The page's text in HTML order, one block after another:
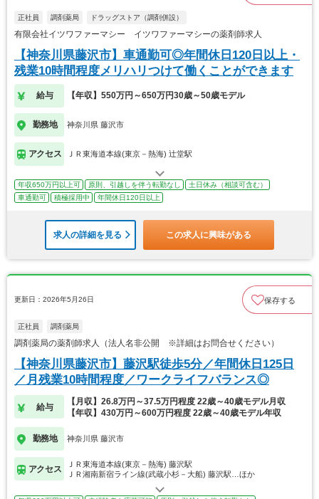
正社員 調剤薬局 ドラッグストア（調剤併設）
有限会社イツワファーマシー イツワファーマシーの薬剤師求人
【神奈川県藤沢市】車通勤可◎年間休日120日以上・
残業10時間程度メリハリつけて働くことができます
給与 【年収】550万円～650万円30歳～50歳モデル
勤務地 神奈川県 藤沢市
アクセス ＪＲ東海道本線(東京－熱海) 辻堂駅
年収650万円以上可 原則、引越しを伴う転勤なし
土日休み（相談可含む）
車通勤可
積極採用中 年間休日120日以上
求人の詳細を見る この求人に興味がある
更新日：2026年5月26日 保存する
正社員 調剤薬局
調剤薬局の薬剤師求人（法人名非公開 ※詳細はお問合せください）
【神奈川県藤沢市】藤沢駅徒歩5分／年間休日125日
／月残業10時間程度／ワークライフバランス◎
給与
【月収】26.8万円～37.5万円程度 22歳～40歳モデル月収
【年収】430万円～600万円程度 22歳～40歳モデル年収
勤務地 神奈川県 藤沢市
アクセス
ＪＲ東海道本線(東京－熱海) 藤沢駅
ＪＲ湘南新宿ライン線(武蔵小杉－大船) 藤沢駅…ほか